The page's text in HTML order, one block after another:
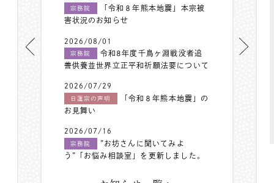
宗務院
「令和８年熊本地震」本宗被
害状況のお知らせ
2026/08/01
宗務院
令和8年度千鳥ヶ淵戦没者追
善供養並世界立正平和祈願法要について
2026/07/29
日蓮宗の声明
「令和８年熊本地震」の
お見舞い
2026/07/16
宗務院
”お坊さんに聞いてみよ
う”「お悩み相談室」を更新しました。